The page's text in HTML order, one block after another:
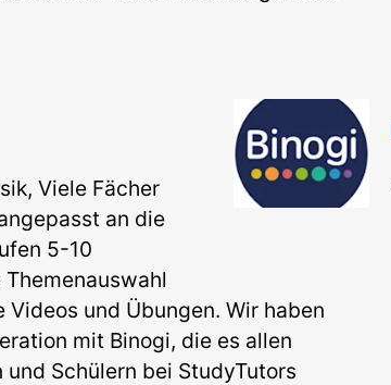
Viele Fächer
an die
5-10
Themenauswahl
Videos und Übungen. Wir haben
mit Binogi, die es allen
und Schülern bei StudyTutors